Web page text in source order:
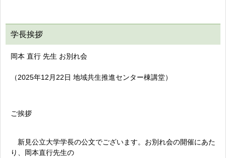
学長挨拶
岡本 直行 先生 お別れ会
（2025年12月22日 地域共生推進センター棟講堂）
ご挨拶
新見公立大学学長の公文でございます。お別れ会の開催にあた
り、岡本直行先生の